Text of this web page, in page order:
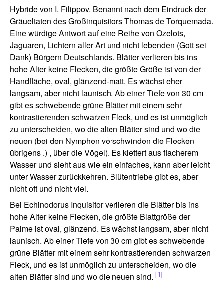
Hybride von I. Filippov. Benannt nach dem Eindruck der
Gräueltaten des Großinquisitors Thomas de Torquemada.
Eine würdige Antwort auf eine Reihe von Ozelots,
Jaguaren, Lichtern aller Art und nicht lebenden (Gott sei
Dank) Bürgern Deutschlands. Blätter verlieren bis ins
hohe Alter keine Flecken, die größte Größe ist von der
Handfläche, oval, glänzend-matt. Es wächst eher
langsam, aber nicht launisch. Ab einer Tiefe von 30 cm
gibt es schwebende grüne Blätter mit einem sehr
kontrastierenden schwarzen Fleck, und es ist unmöglich
zu unterscheiden, wo die alten Blätter sind und wo die
neuen (bei den Nymphen verschwinden die Flecken
übrigens .) , über die Vögel). Es klettert aus flacherem
Wasser und sieht aus wie ein einfaches, kann aber leicht
unter Wasser zurückkehren. Blütentriebe gibt es, aber
nicht oft und nicht viel.
Bei Echinodorus Inquisitor verlieren die Blätter bis ins
hohe Alter keine Flecken, die größte Blattgröße der
Palme ist oval, glänzend. Es wächst langsam, aber nicht
launisch. Ab einer Tiefe von 30 cm gibt es schwebende
grüne Blätter mit einem sehr kontrastierenden schwarzen
Fleck, und es ist unmöglich zu unterscheiden, wo die
alten Blätter sind und wo die neuen sind. [1]